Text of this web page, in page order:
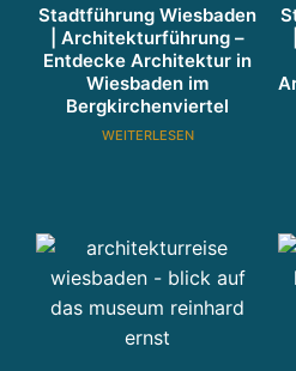
Stadtführung Wiesbaden
| Architekturführung –
Entdecke Architektur in
Wiesbaden im
Bergkirchenviertel
WEITERLESEN